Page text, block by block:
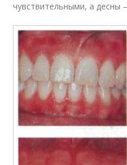
чувствительными, а десны